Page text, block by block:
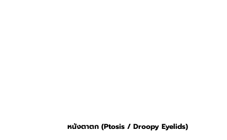
หนังตาตก (Ptosis / Droopy Eyelids)